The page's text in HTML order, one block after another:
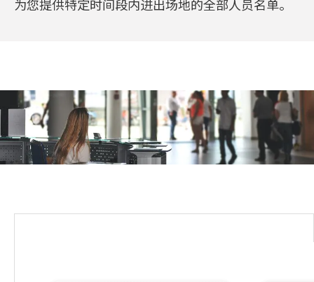
为您提供特定时间段内进出场地的全部人员名单。